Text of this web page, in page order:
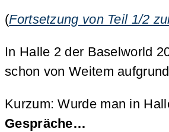
(Fortsetzung von Teil 1/2
In Halle 2 der Baselworld
schon von Weitem
Kurzum: Wurde man in
Gespräche…